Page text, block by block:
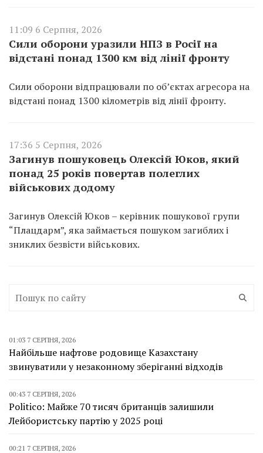
11:09 6 Серпня, 2026
Сили оборони уразили НПЗ в Росії на
відстані понад 1300 км від лінії фронту
Сили оборони відпрацювали по об’єктах агресора на
відстані понад 1300 кілометрів від лінії фронту.
17:36 5 Серпня, 2026
Загинув пошуковець Олексій Юков, який
понад 25 років повертав полеглих
військових додому
Загинув Олексій Юков – керівник пошукової групи
“Плацдарм”, яка займається пошуком загиблих і
зниклих безвісти військових.
01:03 7 СЕРПНЯ, 2026
Найбільше нафтове родовище Казахстану
звинуватили у незаконному зберіганні відходів
00:43 7 СЕРПНЯ, 2026
Politico: Майже 70 тисяч британців залишили
Лейбористську партію у 2025 році
00:21 7 СЕРПНЯ, 2026